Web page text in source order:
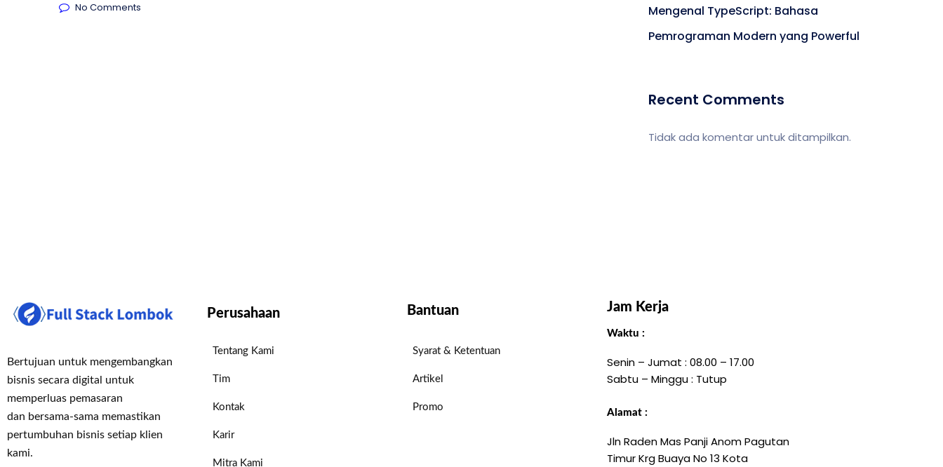
No Comments
Mengenal TypeScript: Bahasa
Pemrograman Modern yang Powerful
Recent Comments
Tidak ada komentar untuk ditampilkan.
Bertujuan untuk mengembangkan
bisnis secara digital untuk
memperluas pemasaran
dan bersama-sama memastikan
pertumbuhan bisnis setiap klien
kami.
Perusahaan
Tentang Kami
Tim
Kontak
Karir
Mitra Kami
Bantuan
Syarat & Ketentuan
Artikel
Promo
Jam Kerja
Waktu :
Senin – Jumat : 08.00 – 17.00
Sabtu – Minggu : Tutup
Alamat :
Jln Raden Mas Panji Anom Pagutan
Timur Krg Buaya No 13 Kota